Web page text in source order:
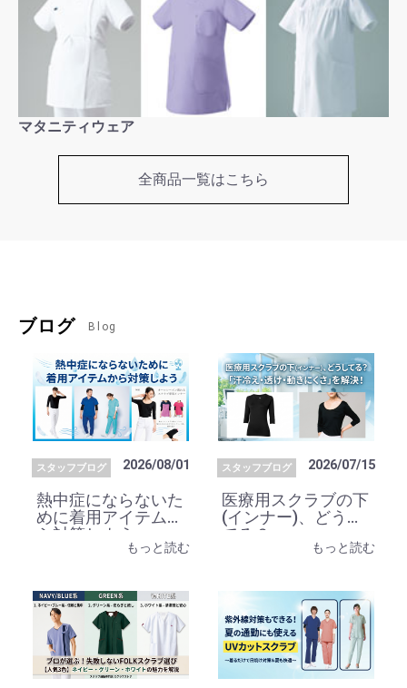
マタニティウェア
全商品一覧はこちら
ブログ Blog
スタッフブログ 2026/08/01
熱中症にならないた
めに着用アイテムか
ら対策しよう
もっと読む
スタッフブログ 2026/07/15
医療用スクラブの下
(インナー)、どうし
てる？
もっと読む